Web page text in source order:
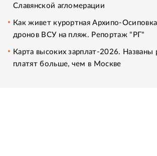
Славянской агломерации
Как живет курортная Архипо-
дронов ВСУ на пляж. Репортаж "РГ"
Карта высоких зарплат-2026. Названы
платят больше, чем в Москве